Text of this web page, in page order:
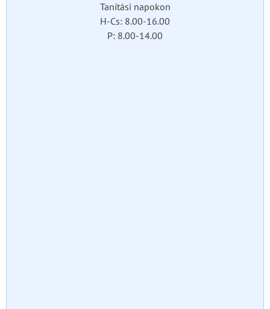
Tanítási napokon
H-Cs: 8.00-16.00
P: 8.00-14.00